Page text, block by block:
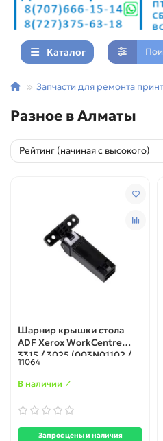
Каталог
Запчасти для ремонта
Разное в Алматы
Шарнир крышки стола
ADF Xerox WorkCentre
3315 / 3025 (003N01102 /
003N01117)
11064
В наличии ✓
Запрос цены и наличия